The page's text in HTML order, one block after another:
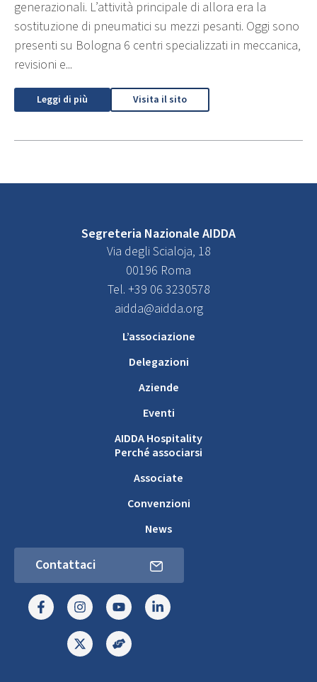
generazionali. L’attività principale di allora era la
sostituzione di pneumatici su mezzi pesanti. Oggi sono
presenti su Bologna 6 centri specializzati in meccanica,
revisioni e...
Leggi di più Visita il sito
Segreteria Nazionale AIDDA
Via degli Scialoja, 18
00196 Roma
Tel. +39 06 3230578
aidda@aidda.org
L’associazione
Delegazioni
Aziende
Eventi
AIDDA Hospitality
Perché associarsi
Associate
Convenzioni
News
Contattaci